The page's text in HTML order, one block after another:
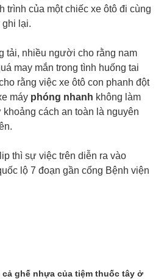
trình của một chiếc xe ôtô đi cùng
ghi lại.
tải, nhiều người cho rằng nam
may mắn trong tình huống tai
rằng việc xe ôtô con phanh đột
máy phóng nhanh không làm
cách an toàn là nguyên
thì sự việc trên diễn ra vào
lộ 7 đoạn gần cổng Bệnh viện
ghế nhựa của tiệm thuốc tây ở